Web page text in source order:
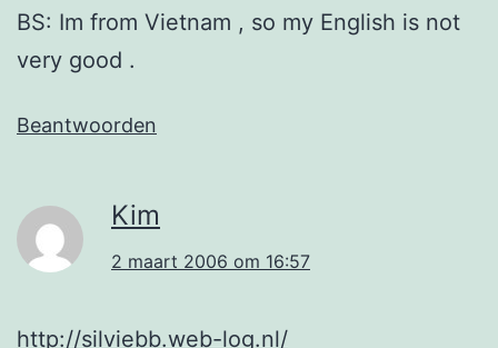
BS: Im from Vietnam , so my English is not
very good .
Beantwoorden
Kim
2 maart 2006 om 16:57
http://silviebb.web-log.nl/